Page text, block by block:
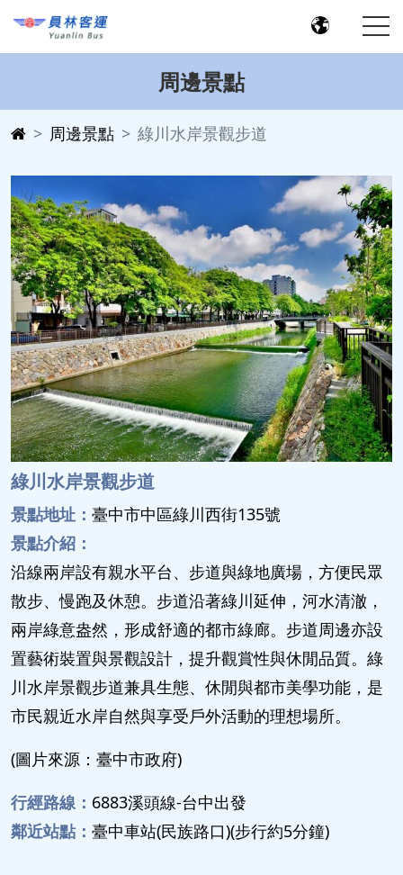
周邊景點
周邊景點 綠川水岸景觀步道
綠川水岸景觀步道
景點地址： 臺中市中區綠川西街135號
景點介紹：
沿線兩岸設有親水平台、步道與綠地廣場，方便民眾
散步、慢跑及休憩。步道沿著綠川延伸，河水清澈，
兩岸綠意盎然，形成舒適的都市綠廊。步道周邊亦設
置藝術裝置與景觀設計，提升觀賞性與休閒品質。綠
川水岸景觀步道兼具生態、休閒與都市美學功能，是
市民親近水岸自然與享受戶外活動的理想場所。
(圖片來源：臺中市政府)
行經路線： 6883溪頭線-台中出發
鄰近站點： 臺中車站(民族路口)(步行約5分鐘)